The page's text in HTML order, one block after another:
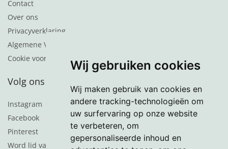
Wij gebruiken cookies
Wij maken gebruik van cookies en
andere tracking-technologieën om
uw surfervaring op onze website
te verbeteren, om
gepersonaliseerde inhoud en
Contact
Over ons
Privacyverklaring
Algemene Voorwaarden
Cookie voorkeuren
Volg ons
Instagram
Facebook
Pinterest
Word lid van de nieuwsbrief